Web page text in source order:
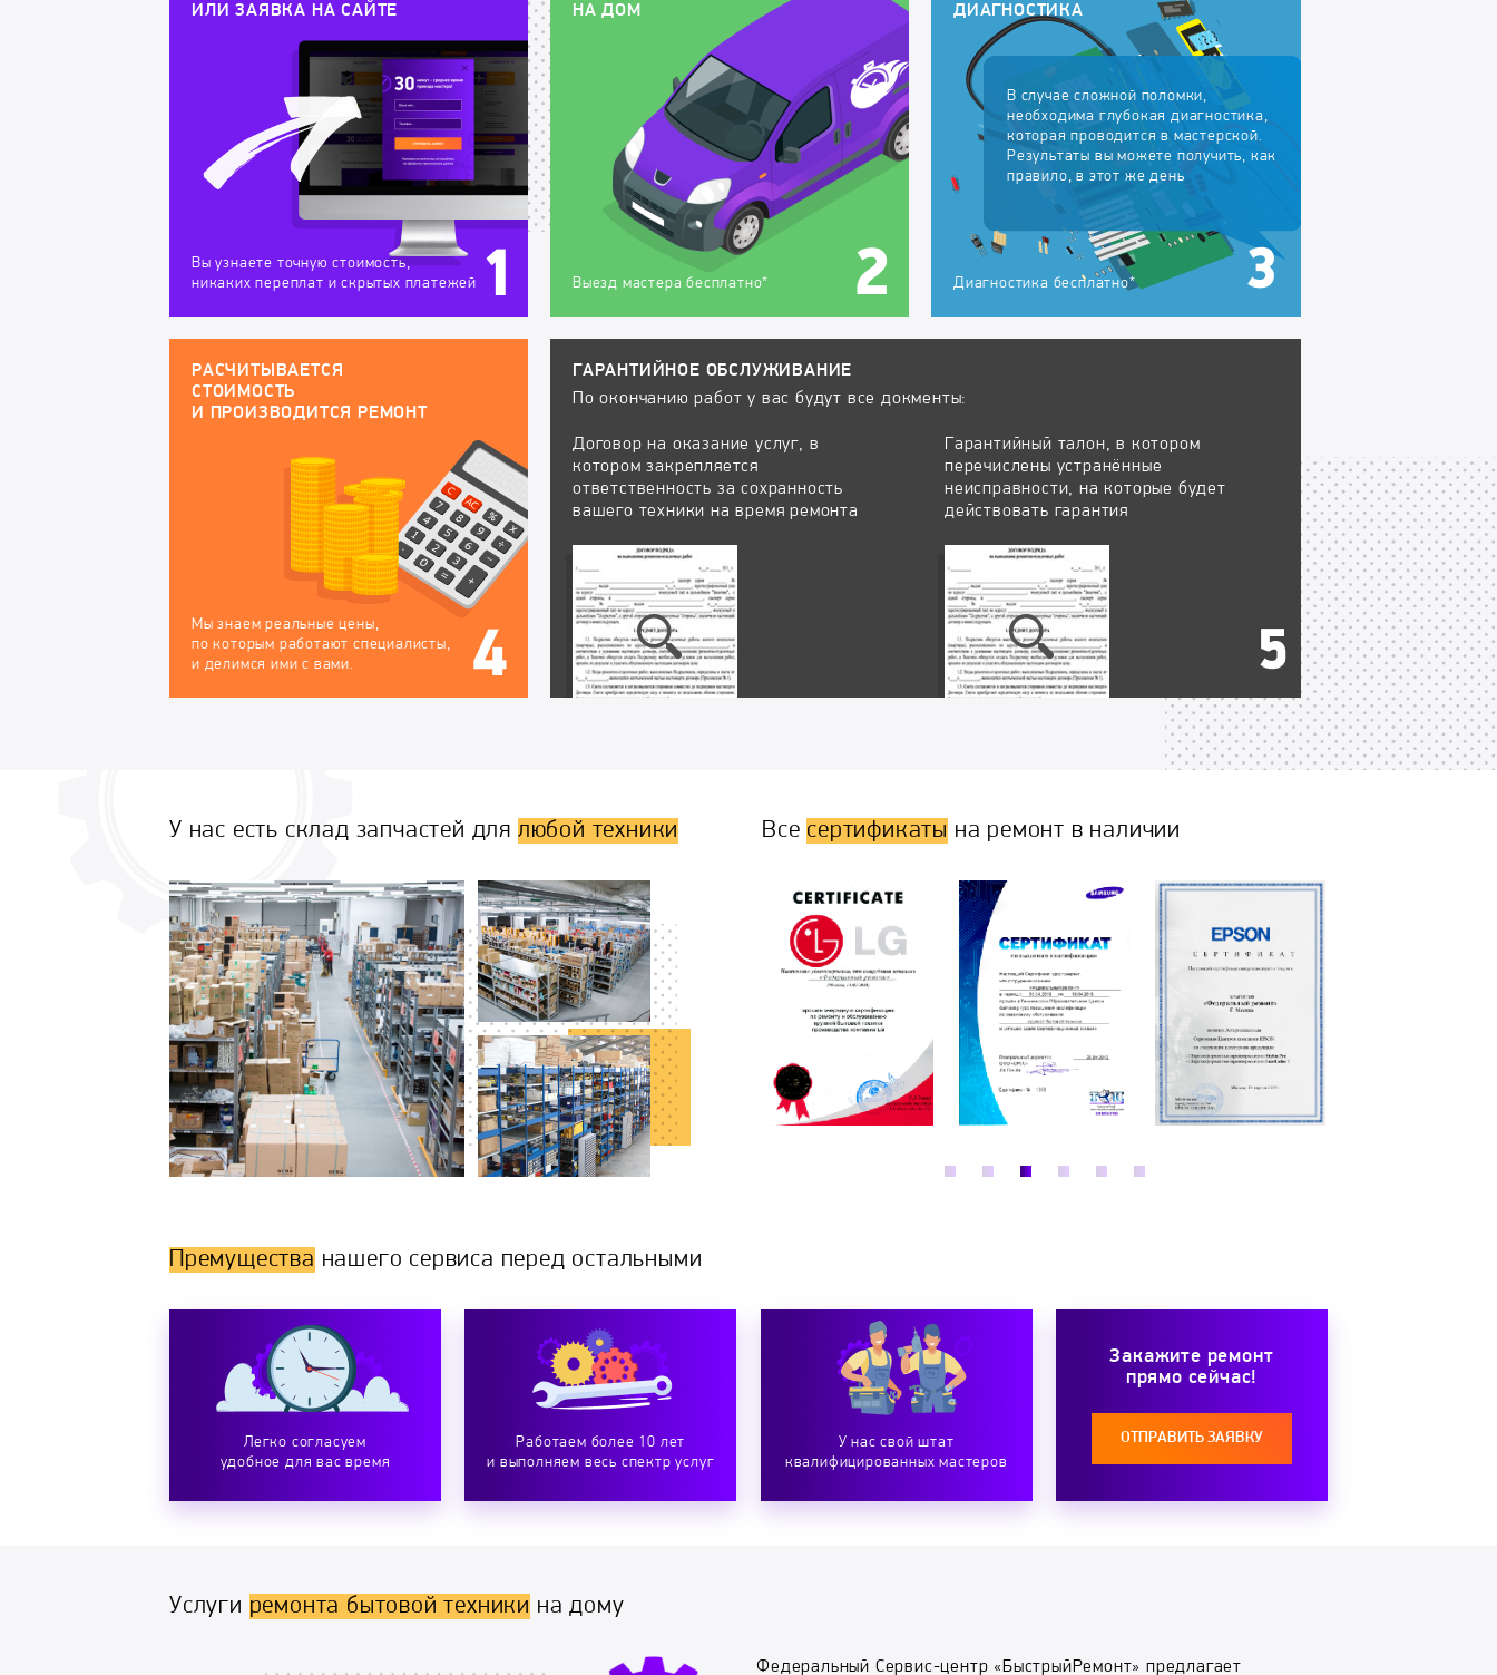
ИЛИ ЗАЯВКА НА САЙТЕ
Вы узнаете точную стоимость,
никаких переплат и скрытых платежей
НА ДОМ
Выезд мастера бесплатно*
ДИАГНОСТИКА
В случае сложной поломки,
необходима глубокая диагностика,
которая проводится в мастерской.
Результаты вы можете получить, как
правило, в этот же день
Диагностика бесплатно*
РАСЧИТЫВАЕТСЯ
СТОИМОСТЬ
И ПРОИЗВОДИТСЯ РЕМОНТ
Мы знаем реальные цены,
по которым работают специалисты,
и делимся ими с вами.
ГАРАНТИЙНОЕ ОБСЛУЖИВАНИЕ
По окончанию работ у вас будут все докменты:
Договор на оказание услуг, в
котором закрепляется
ответственность за сохранность
вашего техники на время ремонта
Гарантийный талон, в котором
перечислены устранённые
неисправности, на которые будет
действовать гарантия
У нас есть склад запчастей для любой техники Все сертификаты на ремонт в наличии
Премущества нашего сервиса перед остальными
Легко согласуем
удобное для вас время
Работаем более 10 лет
и выполняем весь спектр услуг
У нас свой штат
квалифицированных мастеров
Закажите ремонт
прямо сейчас!
ОТПРАВИТЬ ЗАЯВКУ
Услуги ремонта бытовой техники на дому
Федеральный Сервис-центр «БыстрыйРемонт» предлагает